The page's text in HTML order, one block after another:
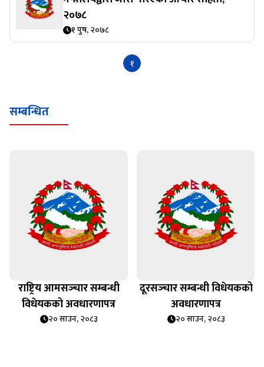
२०७८
१ पुष, २०७८
१
सम्बन्धित
राष्ट्रिय आमसञ्‍चार सम्बन्धी
विधेयकको अवधारणापत्र
२० साउन, २०८३
दूरसञ्‍चार सम्बन्धी विधेयकको
अवधारणापत्र
२० साउन, २०८३